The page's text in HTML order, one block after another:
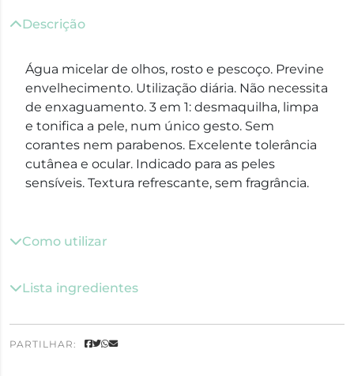
Descrição
Água micelar de olhos, rosto e pescoço. Previne
envelhecimento. Utilização diária. Não necessita
de enxaguamento. 3 em 1: desmaquilha, limpa
e tonifica a pele, num único gesto. Sem
corantes nem parabenos. Excelente tolerância
cutânea e ocular. Indicado para as peles
sensíveis. Textura refrescante, sem fragrância.
Como utilizar
Lista ingredientes
PARTILHAR: